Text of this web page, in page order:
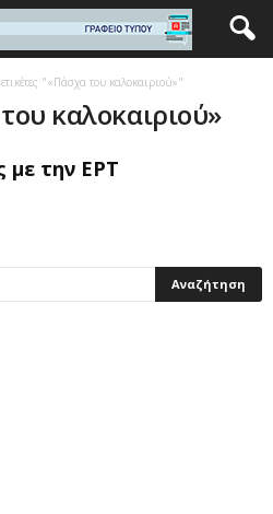
"«Πάσχα του καλοκαιριού»"
καλοκαιριού»
με την ΕΡΤ